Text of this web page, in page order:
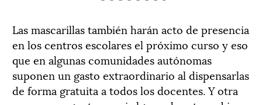
Las mascarillas también harán acto de presencia
en los centros escolares el próximo curso y eso
que en algunas comunidades autónomas
suponen un gasto extraordinario al dispensarlas
de forma gratuita a todos los docentes. Y otra